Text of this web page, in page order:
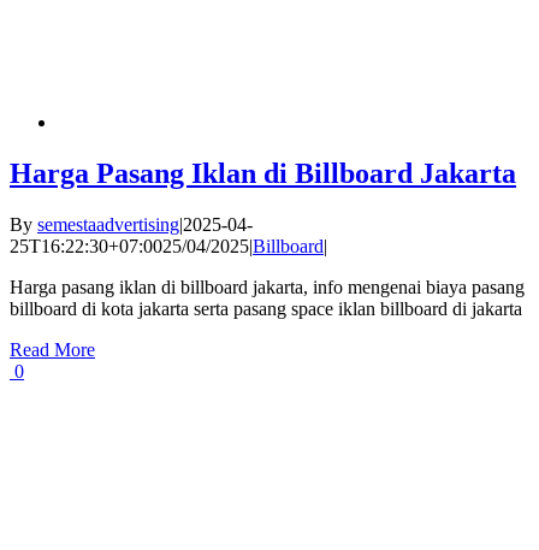
Harga Pasang Iklan di Billboard Jakarta
By semestaadvertising|2025-04-
25T16:22:30+07:0025/04/2025|Billboard|
Harga pasang iklan di billboard jakarta, info mengenai biaya pasang
billboard di kota jakarta serta pasang space iklan billboard di jakarta
Read More
0